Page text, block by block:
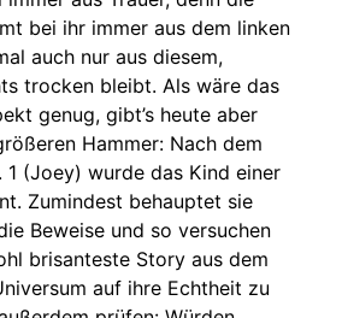
bei ihr immer aus dem linken
auch nur aus diesem,
trocken bleibt. Als wäre das
genug, gibt’s heute aber
Hammer: Nach dem
1 (Joey) wurde das Kind einer
Zumindest behauptet sie
Beweise und so versuchen
brisanteste Story aus dem
auf ihre Echtheit zu